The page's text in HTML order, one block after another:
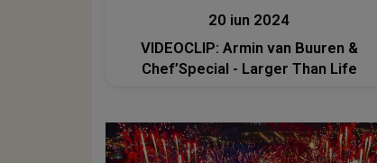
20 iun 2024
VIDEOCLIP: Armin van Buuren &
Chef’Special - Larger Than Life